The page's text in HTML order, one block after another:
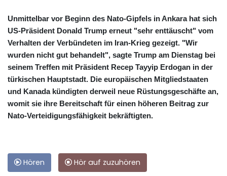
Unmittelbar vor Beginn des Nato-Gipfels in Ankara hat sich
US-Präsident Donald Trump erneut "sehr enttäuscht" vom
Verhalten der Verbündeten im Iran-Krieg gezeigt. "Wir
wurden nicht gut behandelt", sagte Trump am Dienstag bei
seinem Treffen mit Präsident Recep Tayyip Erdogan in der
türkischen Hauptstadt. Die europäischen Mitgliedstaaten
und Kanada kündigten derweil neue Rüstungsgeschäfte an,
womit sie ihre Bereitschaft für einen höheren Beitrag zur
Nato-Verteidigungsfähigkeit bekräftigten.
Hören Hör auf zuzuhören